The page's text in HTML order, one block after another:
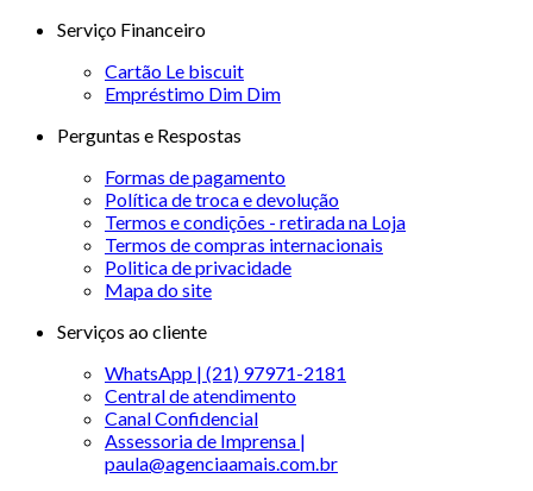
Serviço Financeiro
Cartão Le biscuit
Empréstimo Dim Dim
Perguntas e Respostas
Formas de pagamento
Política de troca e devolução
Termos e condições - retirada na Loja
Termos de compras internacionais
Politica de privacidade
Mapa do site
Serviços ao cliente
WhatsApp | (21) 97971-2181
Central de atendimento
Canal Confidencial
Assessoria de Imprensa |
paula@agenciaamais.com.br